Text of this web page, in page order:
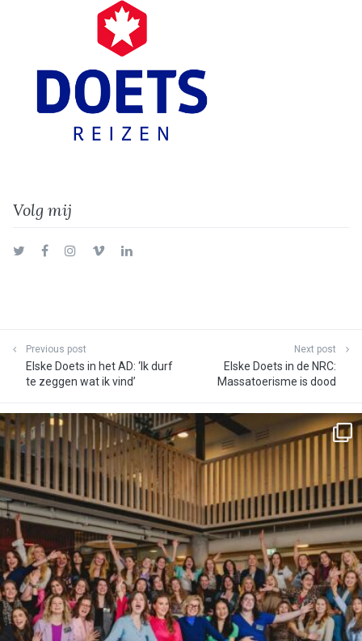
Volg mij
TwitterFacebookInstagram
VimeoLinkedIn
Previous post
Elske Doets in het AD: ‘Ik durf
te zeggen wat ik vind’
Next post
Elske Doets in de NRC:
Massatoerisme is dood